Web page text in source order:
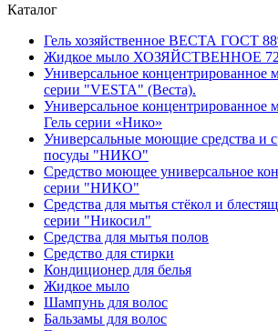
Каталог
Гель хозяйственное ВЕСТА ГОСТ
Жидкое мыло ХОЗЯЙСТВЕННОЕ
Универсальное концентрированное
серии "VESTA" (Веста).
Универсальное концентрированное
Гель серии «Нико»
Универсальные моющие средства и
посуды "НИКО"
Средство моющее универсальное
серии "НИКО"
Средства для мытья стёкол и
серии "Никосил"
Средства для мытья полов
Средство для стирки
Кондиционер для белья
Жидкое мыло
Шампунь для волос
Бальзамы для волос